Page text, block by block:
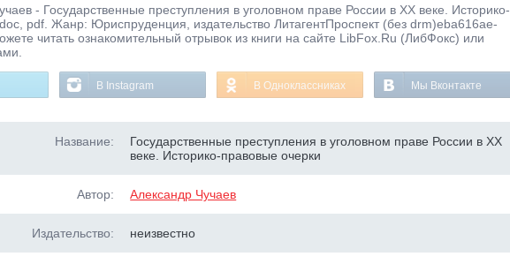
- Государственные преступления в уголовном праве России в XX веке. Историко-
pdf. Жанр: Юриспруденция, издательство ЛитагентПроспект (без drm)eba616ae-
читать ознакомительный отрывок из книги на сайте LibFox.Ru (ЛибФокс) или
В Instagram В Одноклассниках Мы Вконтакте
Название:
Государственные преступления в уголовном праве России в XX
веке. Историко-правовые очерки
Автор: Александр Чучаев
Издательство: неизвестно